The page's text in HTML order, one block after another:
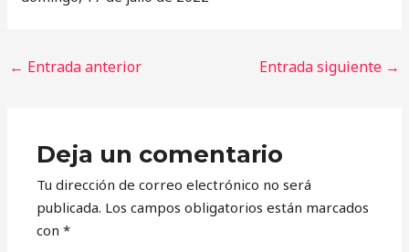
← Entrada anterior Entrada siguiente →
Deja un comentario
Tu dirección de correo electrónico no será
publicada. Los campos obligatorios están marcados
con*